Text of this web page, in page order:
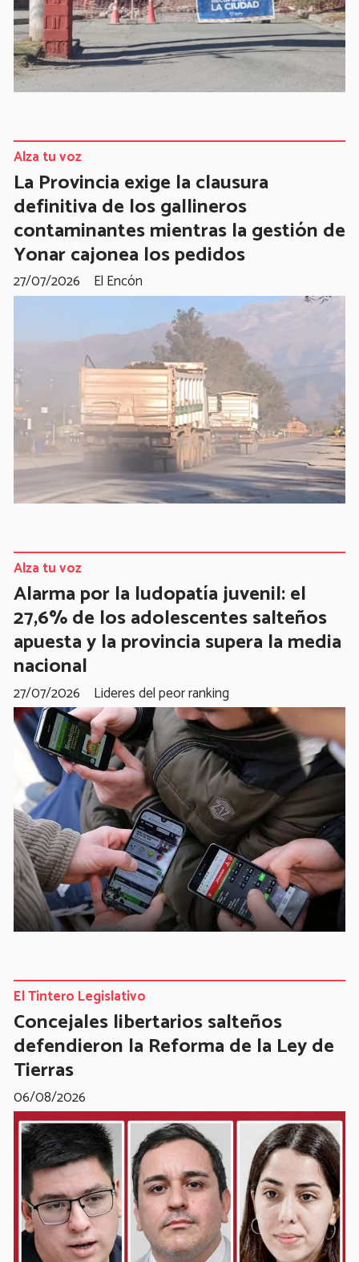
La Provincia exige la clausura
definitiva de los gallineros
contaminantes mientras la gestión de
Yonar cajonea los pedidos
El Encón
Alza tu voz
27/07/2026
Alarma por la ludopatía juvenil: el
27,6% de los adolescentes salteños
apuesta y la provincia supera la media
nacional
Lideres del peor ranking
Alza tu voz
27/07/2026
Concejales libertarios salteños
defendieron la Reforma de la Ley de
Tierras
El Tintero Legislativo
06/08/2026